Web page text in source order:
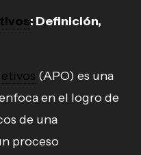
: Definición,
(APO) es una
en el logro de
de una
proceso